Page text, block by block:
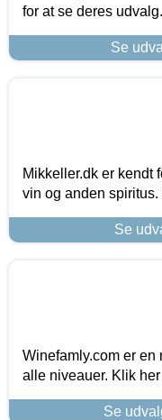
for at se deres udvalg.
Se
Mikkeller.dk er kendt
vin og anden
Se
Winefamly.com er en
alle niveauer. Klik
Se